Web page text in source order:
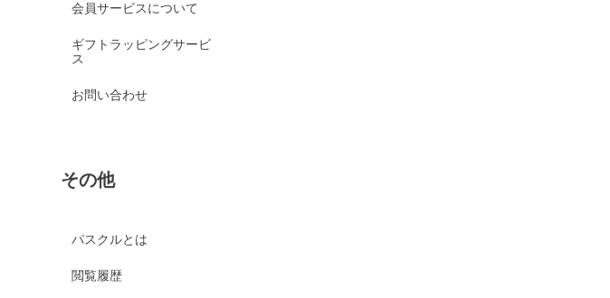
会員サービスについて
ギフトラッピングサービ
ス
お問い合わせ
その他
パスクルとは
閲覧履歴